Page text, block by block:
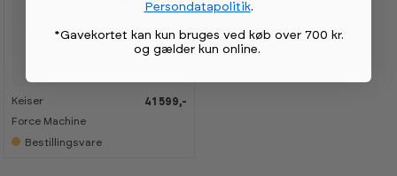
Keiser
Force Machine
41 599,-
Bestillingsvare
Persondatapolitik.
*Gavekortet kan kun bruges ved køb over 700 kr.
og gælder kun online.